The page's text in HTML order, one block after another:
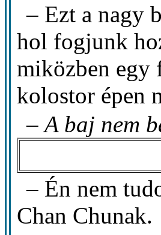
– Ezt a nagy
hol fogjunk
miközben egy
kolostor épen
–A baj nem
– Én nem
Chan Chunak.